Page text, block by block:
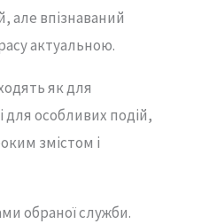
але впізнаваний
актуальною.
якдля
ідля особливих подій,
змістом і
обраної служби.